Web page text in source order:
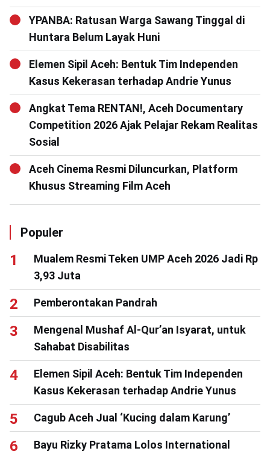
YPANBA: Ratusan Warga Sawang Tinggal di
Huntara Belum Layak Huni
Elemen Sipil Aceh: Bentuk Tim Independen
Kasus Kekerasan terhadap Andrie Yunus
Angkat Tema RENTAN!, Aceh Documentary
Competition 2026 Ajak Pelajar Rekam Realitas
Sosial
Aceh Cinema Resmi Diluncurkan, Platform
Khusus Streaming Film Aceh
Populer
Mualem Resmi Teken UMP Aceh 2026 Jadi Rp
3,93 Juta
Pemberontakan Pandrah
Mengenal Mushaf Al-Qur’an Isyarat, untuk
Sahabat Disabilitas
Elemen Sipil Aceh: Bentuk Tim Independen
Kasus Kekerasan terhadap Andrie Yunus
Cagub Aceh Jual ‘Kucing dalam Karung’
Bayu Rizky Pratama Lolos International